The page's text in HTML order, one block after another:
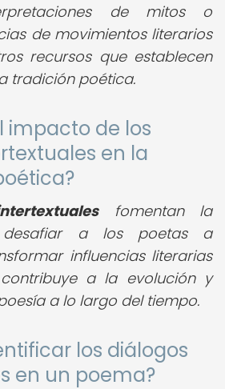
de mitos o
de movimientos literarios
recursos que establecen
tradición poética.
impacto de los
en la
fomentan la
desafiar a los poetas a
influencias literarias
a la evolución y
a lo largo del tiempo.
los diálogos
en un poema?